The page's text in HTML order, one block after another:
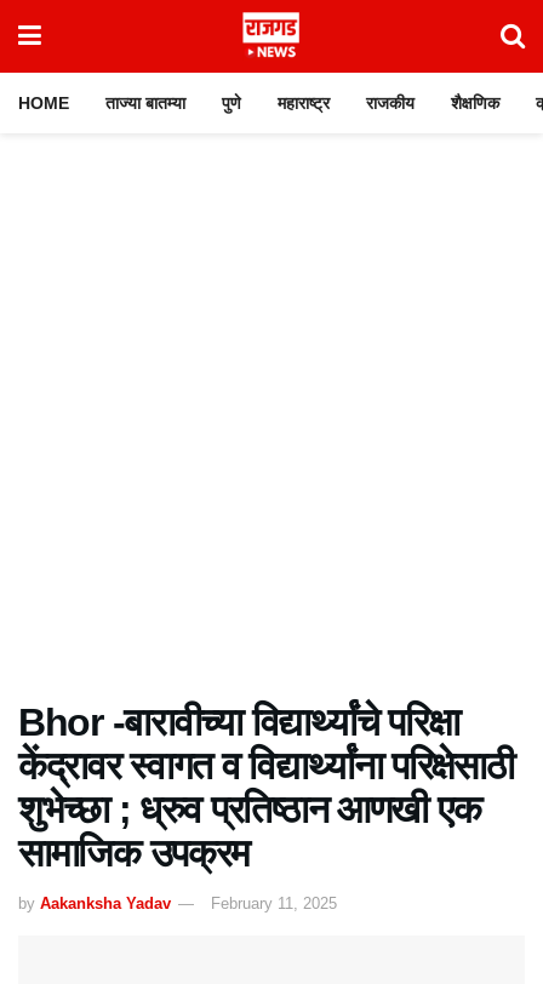
HOME ताज्या बातम्या पुणे महाराष्ट्र राजकीय शैक्षणिक
Bhor -बारावीच्या विद्यार्थ्यांचे परिक्षा
केंद्रावर स्वागत व विद्यार्थ्यांना परिक्षेसाठी
शुभेच्छा ; ध्रुव प्रतिष्ठान आणखी एक
सामाजिक उपक्रम
by Aakanksha Yadav February 11, 2025